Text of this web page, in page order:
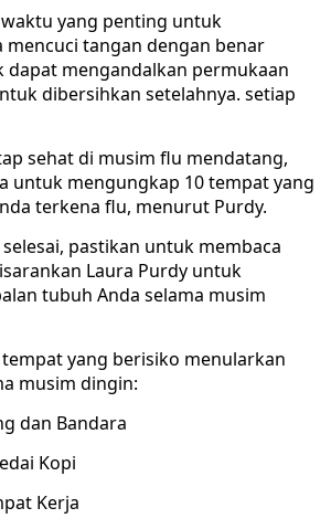
yang penting untuk
mencuci tangan dengan benar
dapat mengandalkan permukaan
dibersihkan setelahnya. setiap
sehat di musim flu mendatang,
untuk mengungkap 10 tempat yang
terkena flu, menurut Purdy.
pastikan untuk membaca
Laura Purdy untuk
tubuh Anda selama musim
yang berisiko menularkan
musim dingin:
dan Bandara
Kopi
Kerja